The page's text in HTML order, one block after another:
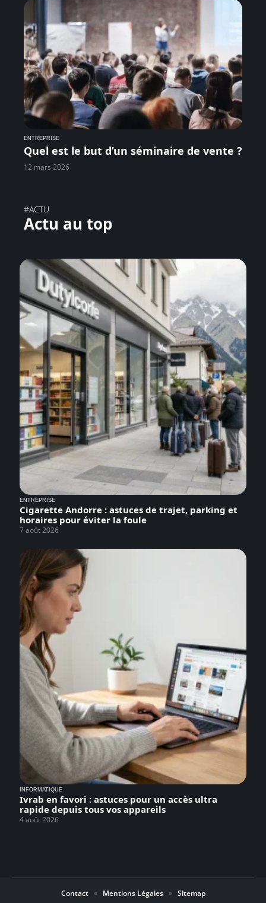
ENTREPRISE
Quel est le but d’un séminaire de vente ?
12 mars 2026
#ACTU
Actu au top
ENTREPRISE
Cigarette Andorre : astuces de trajet, parking et
horaires pour éviter la foule
7 août 2026
INFORMATIQUE
Ivrab en favori : astuces pour un accès ultra
rapide depuis tous vos appareils
4 août 2026
Contact Mentions Légales Sitemap